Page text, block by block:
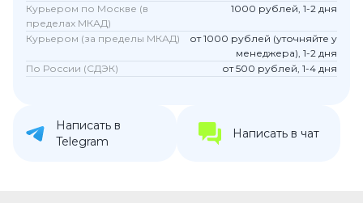
Курьером по Москве (в
пределах МКАД)
1000 рублей, 1-2 дня
Курьером (за пределы МКАД)
от 1000 рублей (уточняйте у
менеджера), 1-2 дня
По России (СДЭК)
от 500 рублей, 1-4 дня
Написать в
Telegram
Написать в чат